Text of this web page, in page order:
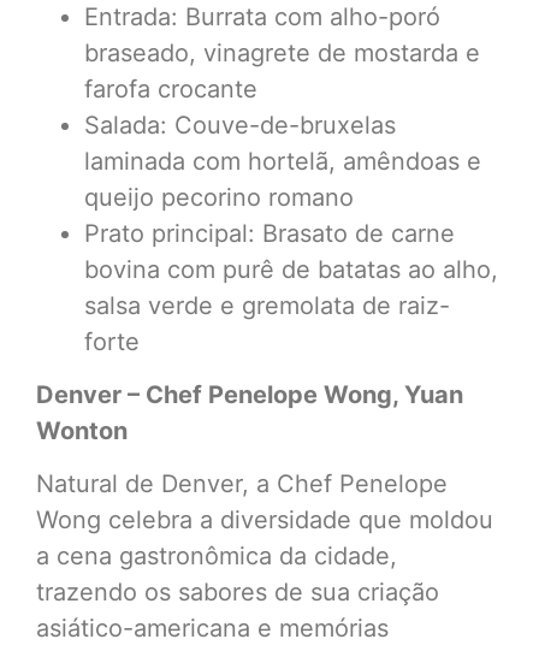
Entrada: Burrata com alho-poró
braseado, vinagrete de mostarda e
farofa crocante
Salada: Couve-de-bruxelas
laminada com hortelã, amêndoas e
queijo pecorino romano
Prato principal: Brasato de carne
bovina com purê de batatas ao alho,
salsa verde e gremolata de raiz-
forte
Denver – Chef Penelope Wong, Yuan
Wonton
Natural de Denver, a Chef Penelope
Wong celebra a diversidade que moldou
a cena gastronômica da cidade,
trazendo os sabores de sua criação
asiático-americana e memórias